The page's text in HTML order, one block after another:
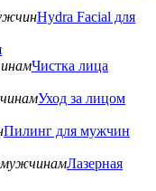
Hydra Facial для
Чистка лица
Уход за лицом
Пилинг для мужчин
Лазерная